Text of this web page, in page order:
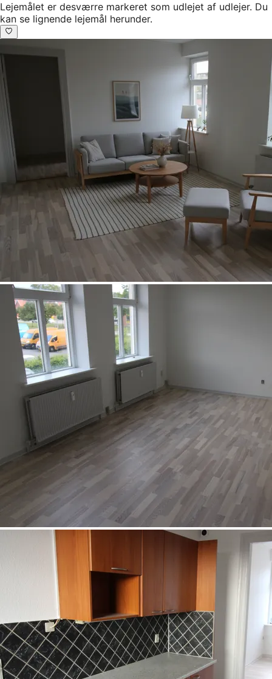
Lejemålet er desværre markeret som udlejet af udlejer. Du
kan se lignende lejemål herunder.